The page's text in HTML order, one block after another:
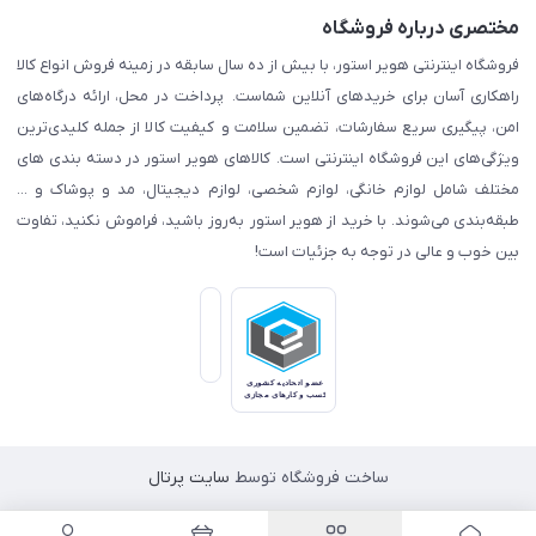
مختصری درباره فروشگاه
فروشگاه اینترنتی هویر استور، با بیش از ده سال سابقه در زمینه فروش انواع کالا
راهکاری آسان برای خریدهای آنلاین شماست. پرداخت در محل، ارائه درگاه‌های
امن، پیگیری سریع سفارشات، تضمین سلامت و کیفیت کالا از جمله کلیدی‌ترین
ویژگی‌های این فروشگاه اینترنتی است. کالاهای هویر استور در دسته بندی های
مختلف شامل لوازم خانگی، لوازم شخصی، لوازم دیجیتال، مد و پوشاک و ...
طبقه‌بندی می‌شوند. با خرید از هویر استور به‌روز باشید، فراموش نکنید، تفاوت
بین خوب و عالی در توجه به جزئیات است!
ساخت فروشگاه توسط سایت پرتال